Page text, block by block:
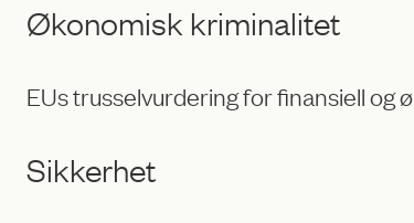
Økonomisk kriminalitet
EUs trusselvurdering for finansiell og
Sikkerhet